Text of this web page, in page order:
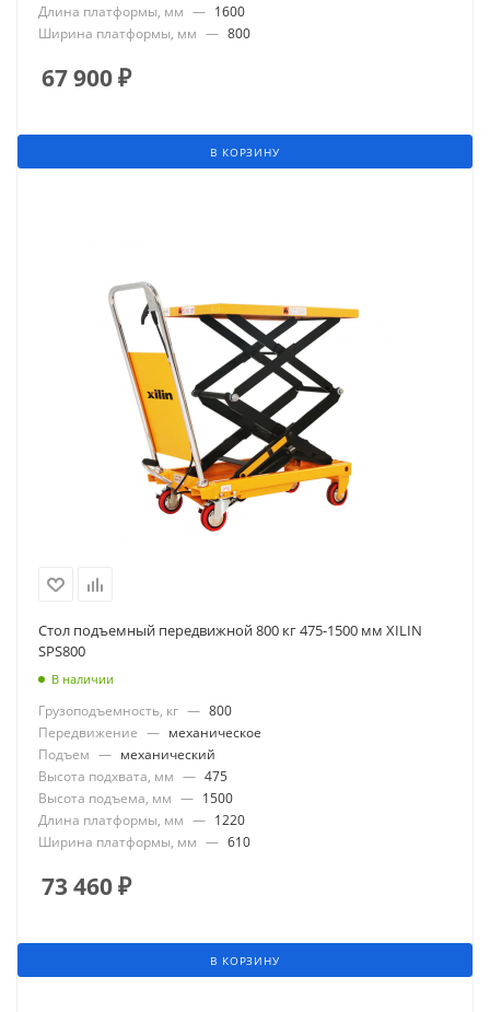
Длина платформы, мм — 1600
Ширина платформы, мм — 800
67 900₽
В КОРЗИНУ
Стол подъемный передвижной 800 кг 475-1500 мм XILIN
SPS800
В наличии
Грузоподъемность, кг — 800
Передвижение — механическое
Подъем — механический
Высота подхвата, мм — 475
Высота подъема, мм — 1500
Длина платформы, мм — 1220
Ширина платформы, мм — 610
73 460₽
В КОРЗИНУ